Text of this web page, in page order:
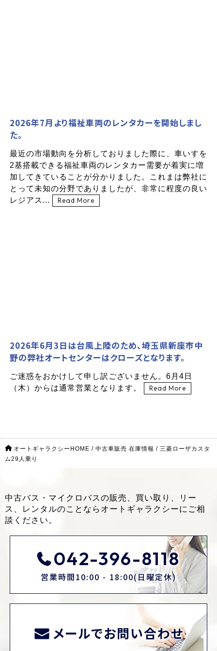
2026年7月より福祉車両のレンタカーを開始しまし
た。
最近の市場動向を分析しておりました際に、車いすを
2基搭載できる福祉車両のレンタカー需要が着実に増
加してきていることが分かりました。これまは弊社に
とって未知の分野でありましたが、非常に程度の良い
レジアス...
Read More
2026年6月3日は台風上陸のため、埼玉県新座市中
野の弊社オートセンターはクローズとなります。
ご迷惑をおかけして申し訳ございません。6月4日
（木）からは通常営業となります。
Read More
オートギャラクシーHOME / 中古車販売 在庫情報 / 三菱ローザカスタ
ム29人乗り
中古バス・マイクロバスの販売、買い取り、リー
ス、レンタルのことなら オートギャラクシーにご相
談ください。
042-396-8118
営業時間10:00 - 18:00(日曜定休)
メールでお問い合わせ